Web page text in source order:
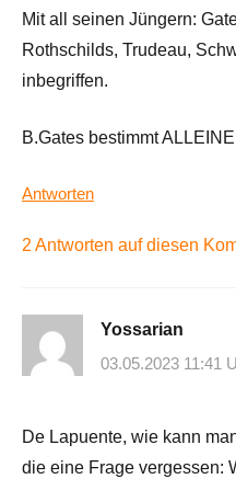
Mit all seinen Jüngern:
Rothschilds, Trudeau,
inbegriffen.
B.Gates bestimmt
Antworten
2 Antworten auf diesen
Yossarian
03.05.2023 11:41
De Lapuente, wie kann
die eine Frage vergessen: